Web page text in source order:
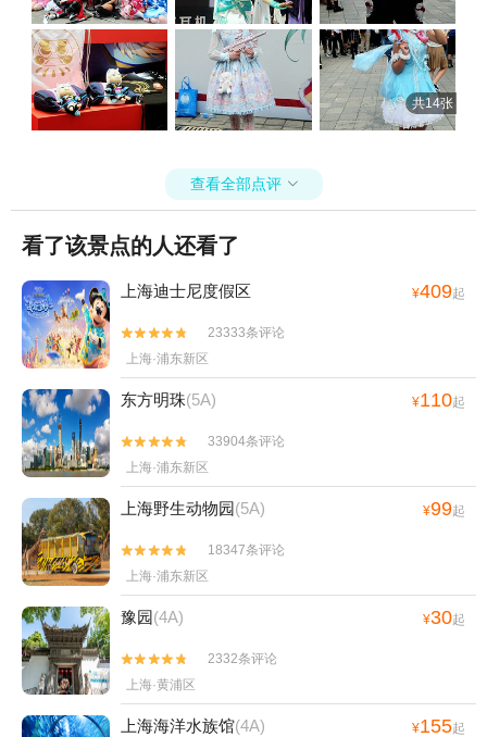
共14张
查看全部点评 
看了该景点的人还看了
上海迪士尼度假区 ¥409起


23333条评论
上海·浦东新区
东方明珠(5A) ¥110起


33904条评论
上海·浦东新区
上海野生动物园(5A) ¥99起


18347条评论
上海·浦东新区
豫园(4A) ¥30起


2332条评论
上海·黄浦区
上海海洋水族馆(4A) ¥155起